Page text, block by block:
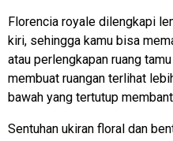
Florencia royale dilengkapi
kiri, sehingga kamu bisa
atau perlengkapan ruang
membuat ruangan terlihat
bawah yang tertutup
Sentuhan ukiran floral dan